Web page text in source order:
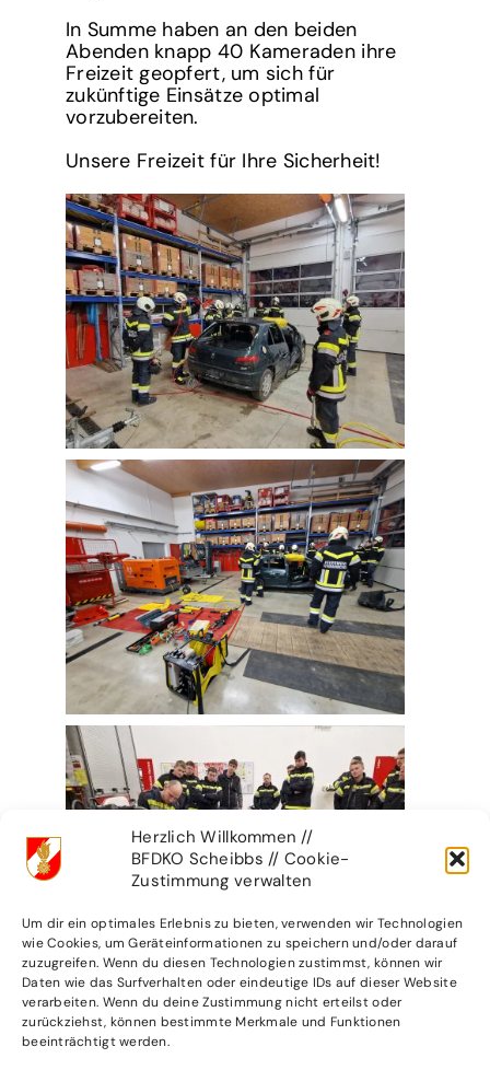
Herzlich Willkommen //
BFDKO Scheibbs // Cookie-
Zustimmung verwalten
Um dir ein optimales Erlebnis zu bieten, verwenden wir Technologien
wie Cookies, um Geräteinformationen zu speichern und/oder darauf
zuzugreifen. Wenn du diesen Technologien zustimmst, können wir
Daten wie das Surfverhalten oder eindeutige IDs auf dieser Website
verarbeiten. Wenn du deine Zustimmung nicht erteilst oder
zurückziehst, können bestimmte Merkmale und Funktionen
beeinträchtigt werden.
In Summe haben an den beiden
Abenden knapp 40 Kameraden ihre
Freizeit geopfert, um sich für
zukünftige Einsätze optimal
vorzubereiten.
Unsere Freizeit für Ihre Sicherheit!